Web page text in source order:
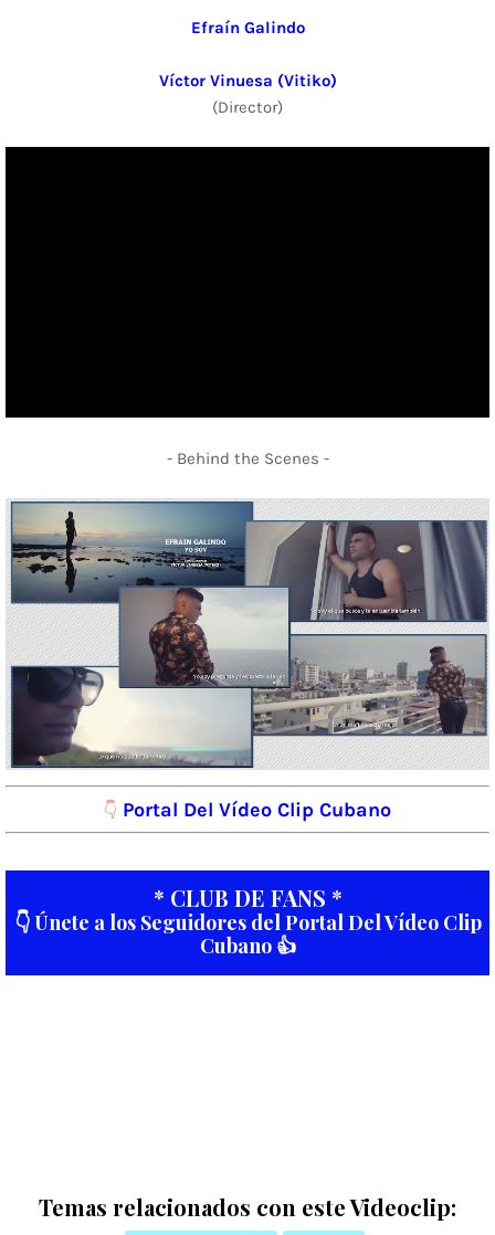
Efraín Galindo
Víctor Vinuesa (Vitiko)
(Director)
- Behind the Scenes -
👇 Portal Del Vídeo Clip Cubano
* CLUB DE FANS *
👇 Únete a los Seguidores del Portal Del Vídeo Clip
Cubano 👍
Temas relacionados con este Videoclip: